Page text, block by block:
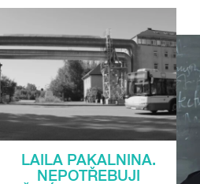
LAILA PAKALNINA.
NEPOTŘEBUJI